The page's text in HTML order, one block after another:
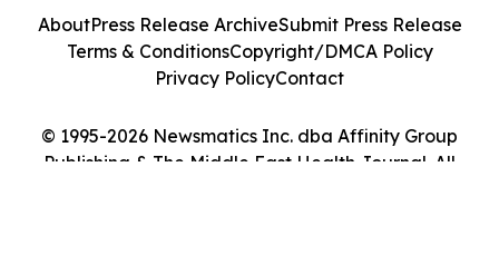
© 1995-2026 Newsmatics Inc. dba Affinity Group
Publishing & The Middle East Health Journal. All
AboutPress Release ArchiveSubmit Press Release
Terms & ConditionsCopyright/DMCA Policy
Privacy PolicyContact